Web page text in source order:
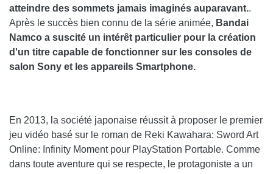
atteindre des sommets jamais imaginés auparavant..
Après le succès bien connu de la série animée, Bandai
Namco a suscité un intérêt particulier pour la création
d'un titre capable de fonctionner sur les consoles de
salon Sony et les appareils Smartphone.
En 2013, la société japonaise réussit à proposer le premier
jeu vidéo basé sur le roman de Reki Kawahara: Sword Art
Online: Infinity Moment pour PlayStation Portable. Comme
dans toute aventure qui se respecte, le protagoniste a un